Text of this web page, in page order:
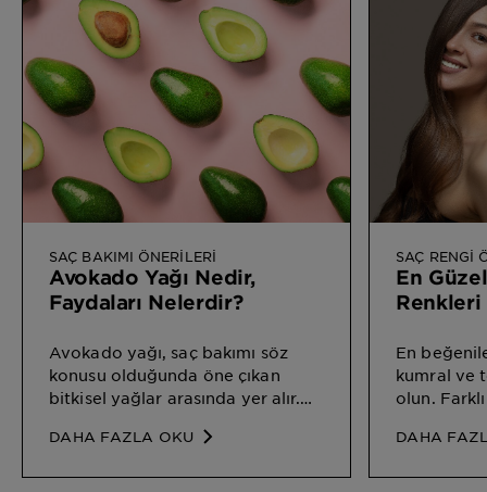
SAÇ BAKIMI ÖNERILERI
Avokado Yağı Nedir,
Faydaları Nelerdir?
Avokado yağı, saç bakımı söz
konusu olduğunda öne çıkan
bitkisel yağlar arasında yer alır.
zengin yağ, avokado meyvesinin
DAHA FAZLA OKU
SAÇ RENGI
En
Renkleri
En
kumral ve
olun.
görünüme
DAHA